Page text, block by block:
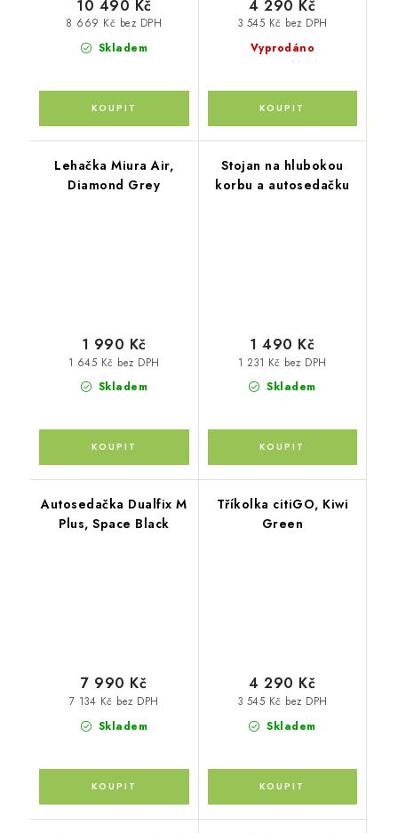
Skladem
8 669 Kč bez DPH
10 490 Kč
Vyprodáno
3 545 Kč bez DPH
4 290 Kč
Lehačka Miura Air,
Diamond Grey
Skladem
1 645 Kč bez DPH
1 990 Kč
Stojan na hlubokou
korbu a autosedačku
Skladem
1 231 Kč bez DPH
1 490 Kč
Autosedačka Dualfix M
Plus, Space Black
Skladem
7 134 Kč bez DPH
7 990 Kč
Tříkolka citiGO, Kiwi
Green
Skladem
3 545 Kč bez DPH
4 290 Kč